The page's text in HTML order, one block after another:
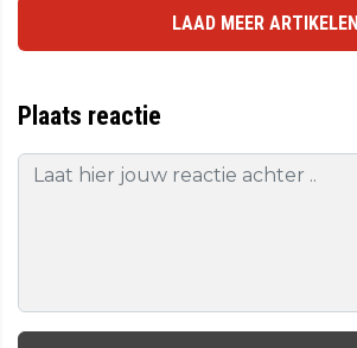
LAAD MEER ARTIKELEN
Plaats reactie